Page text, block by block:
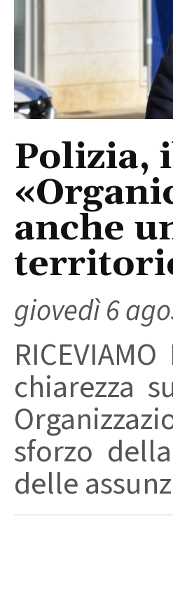
Polizia,
anche
giovedì 6
chiarezza
sforzo
delle